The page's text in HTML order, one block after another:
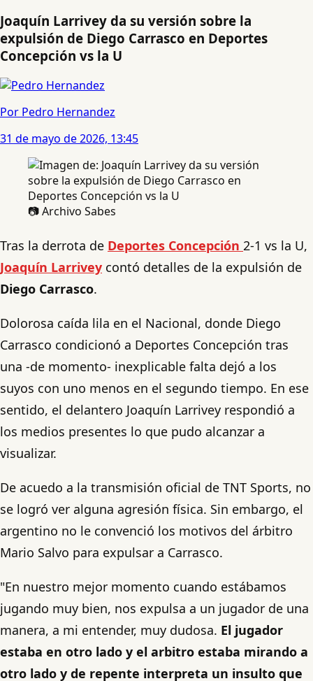
Joaquín Larrivey da su versión sobre la
expulsión de Diego Carrasco en Deportes
Concepción vs la U
Por Pedro Hernandez
31 de mayo de 2026, 13:45
📷 Archivo Sabes
Tras la derrota de Deportes Concepción 2-1 vs la U,
Joaquín Larrivey contó detalles de la expulsión de
Diego Carrasco.
Dolorosa caída lila en el Nacional, donde Diego
Carrasco condicionó a Deportes Concepción tras
una -de momento- inexplicable falta dejó a los
suyos con uno menos en el segundo tiempo. En ese
sentido, el delantero Joaquín Larrivey respondió a
los medios presentes lo que pudo alcanzar a
visualizar.
De acuedo a la transmisión oficial de TNT Sports, no
se logró ver alguna agresión física. Sin embargo, el
argentino no le convenció los motivos del árbitro
Mario Salvo para expulsar a Carrasco.
"En nuestro mejor momento cuando estábamos
jugando muy bien, nos expulsa a un jugador de una
manera, a mi entender, muy dudosa. El jugador
estaba en otro lado y el arbitro estaba mirando a
otro lado y de repente interpreta un insulto que